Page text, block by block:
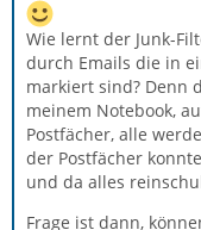
Wie lernt der Junk-
durch Emails die in
markiert sind? Denn
meinem Notebook,
Postfächer, alle
der Postfächer
und da alles
Frage ist dann,